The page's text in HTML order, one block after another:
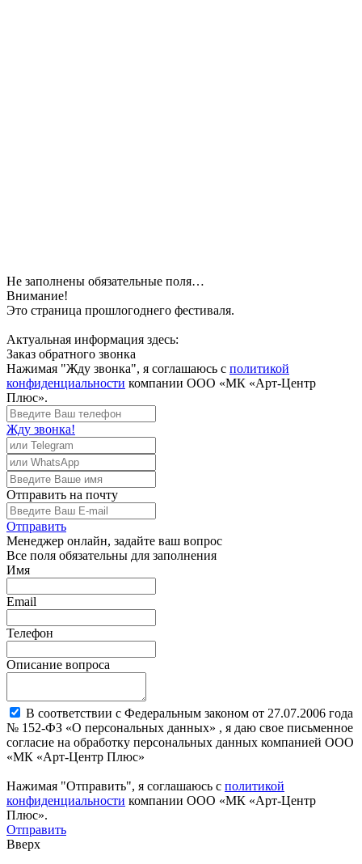
Не заполнены обязательные поля…
Внимание!
Это страница прошлогоднего фестиваля.
Актуальная информация здесь:
Заказ обратного звонка
Нажимая "Жду звонка", я соглашаюсь с политикой
конфиденциальности компании ООО «МК «Арт-Центр
Плюс».
Жду звонка!
Отправить на почту
Отправить
Менеджер онлайн, задайте ваш вопрос
Все поля обязательны для заполнения
Имя
Email
Телефон
Описание вопроса
В соответствии с Федеральным законом от 27.07.2006 года
№ 152-ФЗ «О персональных данных» , я даю свое письменное
согласие на обработку персональных данных компанией ООО
«МК «Арт-Центр Плюс»
Нажимая "Отправить", я соглашаюсь с политикой
конфиденциальности компании ООО «МК «Арт-Центр
Плюс».
Отправить
Вверх